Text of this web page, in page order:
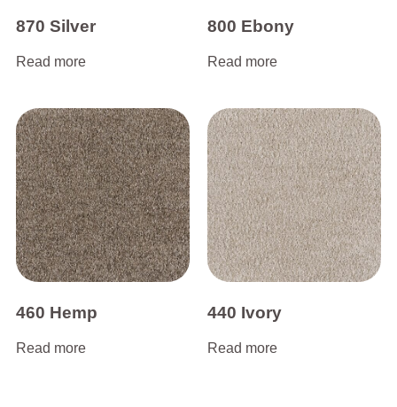
870 Silver
Read more
800 Ebony
Read more
460 Hemp
Read more
440 Ivory
Read more